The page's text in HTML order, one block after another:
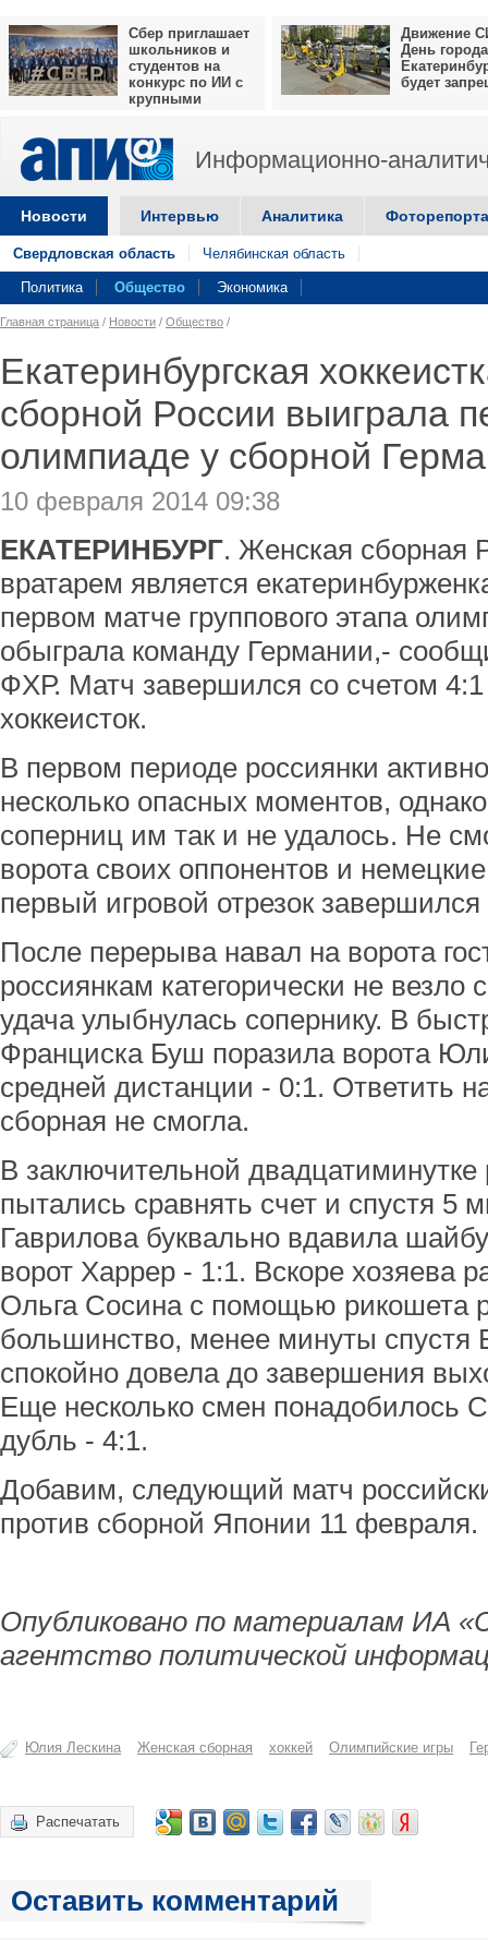
Сбер приглашает
школьников и
студентов на
конкурс по ИИ с
крупными
Движение
День города
будет
Информационно-
Новости Интервью Аналитика
Свердловская область Челябинская область
Политика Общество Экономика
Главная страница / Новости / Общество /
Екатеринбургская
сборной России выиграла
олимпиаде у сборной
10 февраля 2014 09:38
ЕКАТЕРИНБУРГ. Женская сборная
вратарем является
первом матче группового этапа
обыграла команду Германии,-
ФХР. Матч завершился со счетом 4:1
хоккеисток.
В первом периоде россиянки
несколько опасных моментов,
соперниц им так и не удалось. Не
ворота своих оппонентов и немецкие
первый игровой отрезок
После перерыва навал на ворота
россиянкам категорически не везло
удача улыбнулась сопернику. В
Франциска Буш поразила ворота
средней дистанции - 0:1. Ответить
сборная не смогла.
В заключительной
пытались сравнять счет и спустя 5
Гаврилова буквально вдавила
ворот Харрер - 1:1. Вскоре хозяева
Ольга Сосина с помощью рикошета
большинство, менее минуты спустя
спокойно довела до завершения
Еще несколько смен понадобилось
дубль - 4:1.
Добавим, следующий матч
против сборной Японии 11 февраля.
Опубликовано по материалам ИА
агентство политической
Юлия Лескина Женская сборная хоккей Олимпийские игры
Распечатать
Оставить комментарий